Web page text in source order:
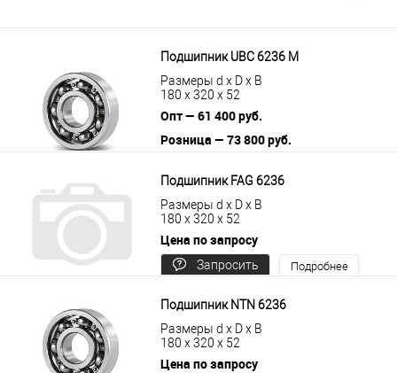
Подшипник UBC 6236 M
Размеры d x D x B
180 x 320 x 52
Опт — 61 400 руб.
Розница — 73 800 руб.
Подшипник FAG 6236
Размеры d x D x B
180 x 320 x 52
Цена по запросу
Запросить
Подробнее
Подшипник NTN 6236
Размеры d x D x B
180 x 320 x 52
Цена по запросу